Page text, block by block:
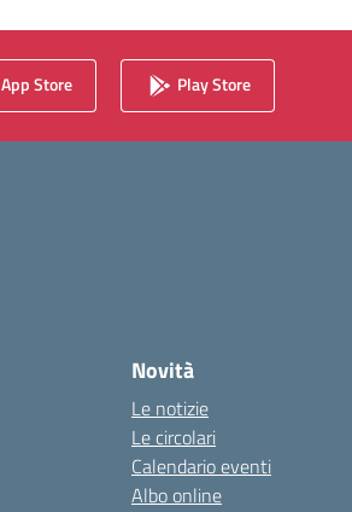
App Store Play Store
Novità
Le notizie
Le circolari
Calendario eventi
Albo online